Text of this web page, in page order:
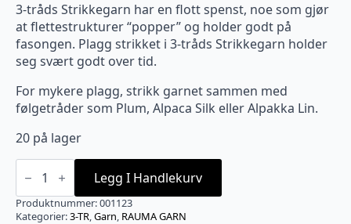
3-tråds Strikkegarn har en flott spenst, noe som gjør
at flettestrukturer “popper” og holder godt på
fasongen. Plagg strikket i 3-tråds Strikkegarn holder
seg svært godt over tid.
For mykere plagg, strikk garnet sammen med
følgetråder som Plum, Alpaca Silk eller Alpakka Lin.
20 på lager
3-
TR.
Dyp
grønn
Legg I Handlekurv
Produktnummer:001123
Kategorier:3-TR,Garn, RAUMA GARN